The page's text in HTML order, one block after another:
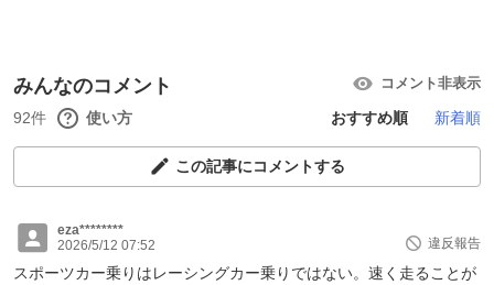
みんなのコメント コメント非表示
92件 使い方 おすすめ順 新着順
この記事にコメントする
eza********
2026/5/12 07:52
違反報告
スポーツカー乗りはレーシングカー乗りではない。速く走ることが